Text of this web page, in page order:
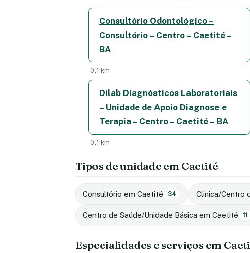
Consultório Odontológico –
Consultório – Centro – Caetité –
BA
0,1 km
Dilab Diagnósticos Laboratoriais
– Unidade de Apoio Diagnose e
Terapia – Centro – Caetité – BA
0,1 km
Tipos de unidade em Caetité
Consultório em Caetité 34 Clinica/Centro
Centro de Saúde/Unidade Básica em Caetité 11
Especialidades e serviços em